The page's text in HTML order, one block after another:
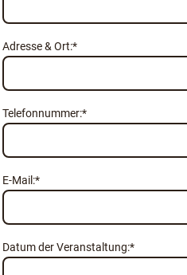
Adresse & Ort:*
Telefonnummer:*
E-Mail:*
Datum der Veranstaltung:*